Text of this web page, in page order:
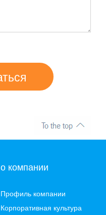
о компании
Профиль компании
Корпоративная культура